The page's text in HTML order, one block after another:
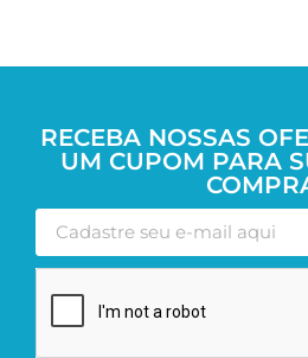
RECEBA NOSSAS
UM CUPOM PARA